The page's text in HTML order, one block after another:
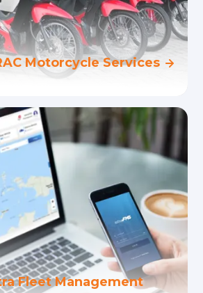
Motorcycle Services
Fleet Management
kendaraan dengan
terkini, menyeluruh dan
meningkatkan efisiensi
bisnis Anda.